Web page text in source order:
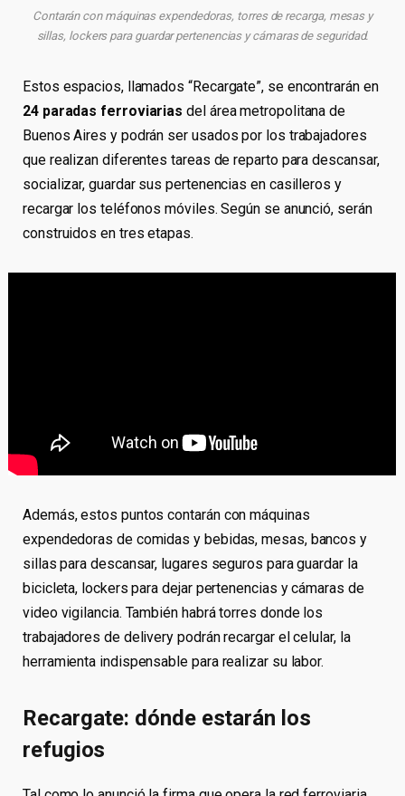
Contarán con máquinas expendedoras, torres de recarga, mesas y
sillas, lockers para guardar pertenencias y cámaras de seguridad.
Estos espacios, llamados “Recargate”, se encontrarán en
24 paradas ferroviarias del área metropolitana de
Buenos Aires y podrán ser usados por los trabajadores
que realizan diferentes tareas de reparto para descansar,
socializar, guardar sus pertenencias en casilleros y
recargar los teléfonos móviles. Según se anunció, serán
construidos en tres etapas.
Además, estos puntos contarán con máquinas
expendedoras de comidas y bebidas, mesas, bancos y
sillas para descansar, lugares seguros para guardar la
bicicleta, lockers para dejar pertenencias y cámaras de
video vigilancia. También habrá torres donde los
trabajadores de delivery podrán recargar el celular, la
herramienta indispensable para realizar su labor.
Recargate: dónde estarán los
refugios